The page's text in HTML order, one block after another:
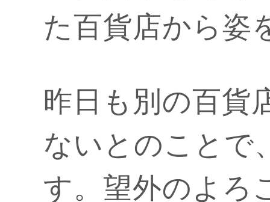
た百貨店から姿
昨日も別の百貨
ないとのことで
す。望外のよろ